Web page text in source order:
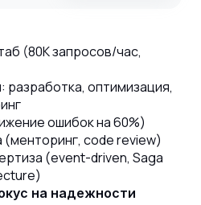
(80K запросов/час,
разработка, оптимизация,
ошибок на 60%)
(менторинг, code review)
(event-driven, Saga
на надежности